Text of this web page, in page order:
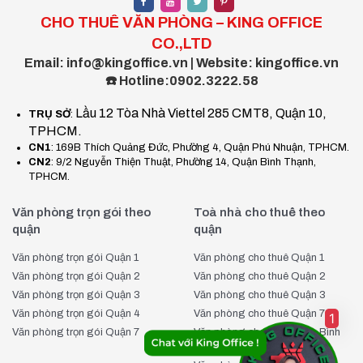
Quản lý hơn 2000 tòa nhà văn phòng: Giúp bạn so
sánh nhiều lựa chọn và tìm được văn phòng phù hợp nhất.
Báo giá nhanh & chuẩn chỉ trong 5 phút: Giúp bạn
tiết kiệm thời gian tìm kiếm, quyết định nhanh chóng.
ngày: Đảm bảo bạn luôn nhận được giá tốt nhất.
Cam kết chính xác 100% theo báo giá
sinh chi phí ẩn, minh bạch tuyệt đối.
Hỗ trợ đưa đón khách xem văn phòng miễn phí
Tư vấn thành lập doanh nghiệp miễn phí: Hỗ trợ bạn
các thủ tục pháp lý ban đầu một cách dễ dàng.
Tư vấn thiết kế văn phòng miễn phí: Đảm bảo không
gian làm việc tối ưu, phù hợp với nhu cầu doanh nghiệp.
Với những lợi thế vượt trội, KingOffice cam kết mang đến giải
pháp văn phòng tối ưu nhất cho doanh nghiệp. Nếu bạn đang
tìm kiếm văn phòng cho thuê tại Vietdata Building, hãy liên
CHO THUÊ VĂN PHÒNG – KING OFFICE
CO.,LTD
Email: info@kingoffice.vn | Website: kingoffice.vn
☎️ Hotline:0902.3222.58
TRỤ SỞ: Lầu 12 Tòa Nhà Viettel 285 CMT8, Quận 10,
TPHCM.
CN1: 169B Thích Quảng Đức, Phường 4, Quận Phú Nhuận, TPHCM.
CN2: 9/2 Nguyễn Thiện Thuật, Phường 14, Quận Bình Thạnh,
TPHCM.
Văn phòng trọn gói theo
quận
Văn phòng trọn gói Quận 1
Văn phòng trọn gói Quận 2
Văn phòng trọn gói Quận 3
Văn phòng trọn gói Quận 4
Văn phòng trọn gói Quận 7
Toà nhà cho thuê theo
quận
Văn phòng cho thuê Quận 1
Văn phòng cho thuê Quận 2
Văn phòng cho thuê Quận 3
Văn phòng cho thuê Quận 7
Văn phòng cho thuê Quận Bình
Thạnh
1